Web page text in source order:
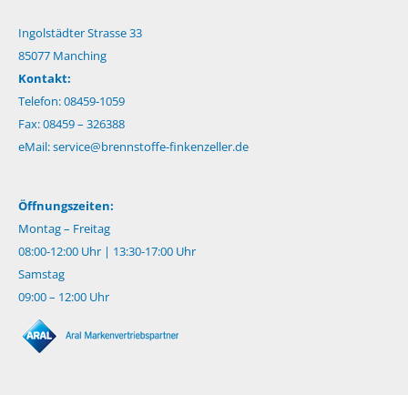
Ingolstädter Strasse 33
85077 Manching
Kontakt:
Telefon: 08459-1059
Fax: 08459 – 326388
eMail:service@brennstoffe-finkenzeller.de
Öffnungszeiten:
Montag – Freitag
08:00-12:00 Uhr | 13:30-17:00 Uhr
Samstag
09:00 – 12:00 Uhr